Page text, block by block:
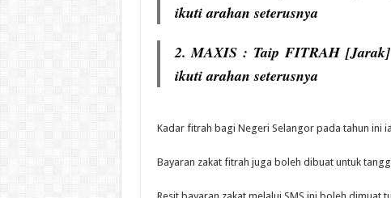
ikuti arahan seterusnya
2. MAXIS : Taip FITRAH [Jarak]
ikuti arahan seterusnya
Kadar fitrah bagi Negeri Selangor pada tahun ini
Bayaran zakat fitrah juga boleh dibuat untuk